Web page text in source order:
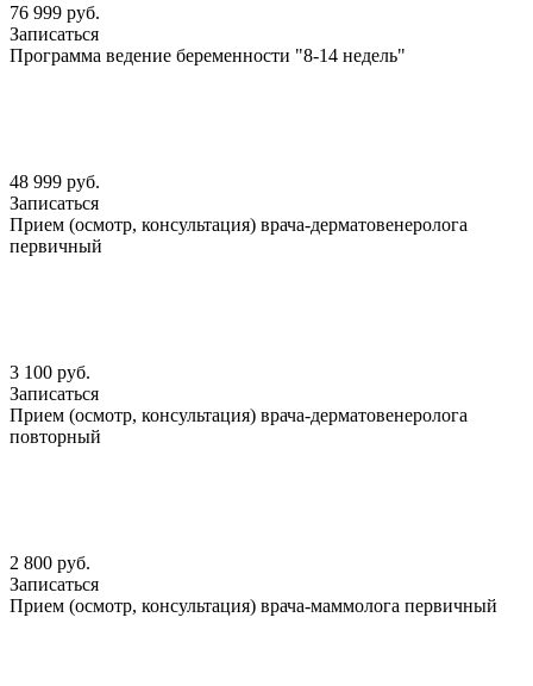
76 999 руб.
Записаться
Программа ведение беременности "8-14 недель"
48 999 руб.
Записаться
Прием (осмотр, консультация) врача-дерматовенеролога
первичный
3 100 руб.
Записаться
Прием (осмотр, консультация) врача-дерматовенеролога
повторный
2 800 руб.
Записаться
Прием (осмотр, консультация) врача-маммолога первичный